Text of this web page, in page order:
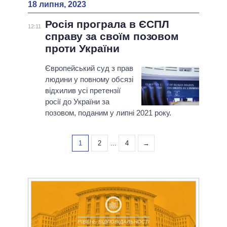
18 липня, 2023
12:11
Росія програла в ЄСПЛ
справу за своїм позовом
проти України
Європейський суд з прав
людини у повному обсязі
відхилив усі претензії
росії до України за
позовом, поданим у липні 2021 року.
1 2 ... 4 →
РІВЕНЬ ВІДПОВІДАЛЬНОСТІ